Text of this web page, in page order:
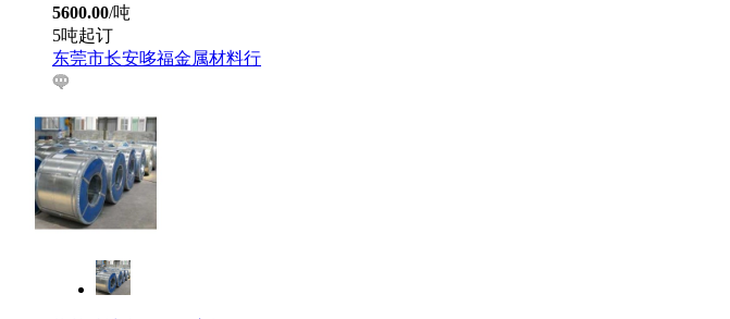
5600.00/吨
5吨起订
东莞市长安哆福金属材料行